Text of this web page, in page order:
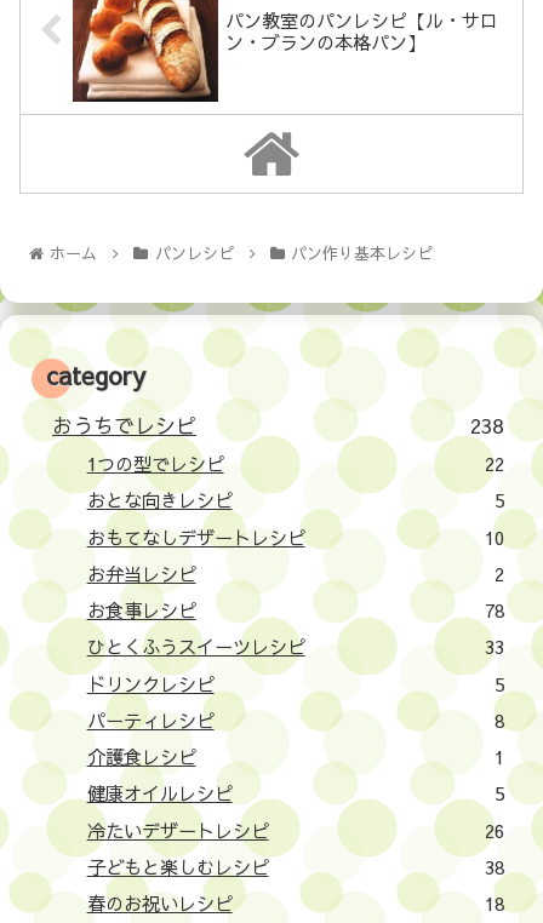
パン教室のパンレシピ【ル・サロ
ン・ブランの本格パン】
ホーム パンレシピ パン作り基本レシピ
category
おうちでレシピ 238
1つの型でレシピ
22
おとな向きレシピ
5
おもてなしデザートレシピ
10
お弁当レシピ
2
お食事レシピ
78
ひとくふうスイーツレシピ
33
ドリンクレシピ
5
パーティレシピ
8
介護食レシピ
1
健康オイルレシピ
5
冷たいデザートレシピ
26
子どもと楽しむレシピ
38
春のお祝いレシピ
18